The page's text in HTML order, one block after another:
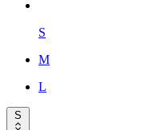
S
M
L
S